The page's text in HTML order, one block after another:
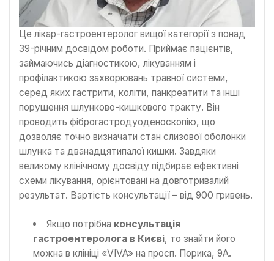
Це лікар-гастроентеролог вищої категорії з понад
39-річним досвідом роботи. Приймає пацієнтів,
займаючись діагностикою, лікуванням і
профілактикою захворювань травної системи,
серед яких гастрити, коліти, панкреатити та інші
порушення шлунково-кишкового тракту. Він
проводить фіброгастродуоденоскопію, що
дозволяє точно визначати стан слизової оболонки
шлунка та дванадцятипалої кишки. Завдяки
великому клінічному досвіду підбирає ефективні
схеми лікування, орієнтовані на довготривалий
результат. Вартість консультації – від 900 гривень.
Якщо потрібна консультація
гастроентеролога в Києві, то знайти його
можна в клініці «VIVA» на просп. Порика, 9А.